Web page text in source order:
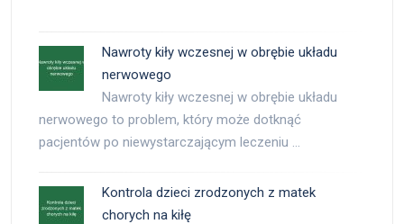
Nawroty kiły wczesnej w obrębie układu
nerwowego
Nawroty kiły wczesnej w obrębie układu
nerwowego to problem, który może dotknąć
pacjentów po niewystarczającym leczeniu …
Kontrola dzieci zrodzonych z matek
chorych na kiłę